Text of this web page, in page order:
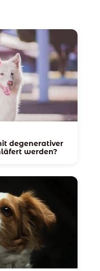
degenerativer
werden?